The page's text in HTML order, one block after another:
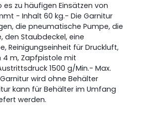
zu häufigen Einsätzen von
- Inhalt 60 kg.- Die Garnitur
die pneumatische Pumpe, die
den Staubdeckel, eine
Reinigungseinheit für Druckluft,
4 m, Zapfpistole mit
1500 g/Min.- Max.
wird ohne Behälter
kann für Behälter im Umfang
werden.